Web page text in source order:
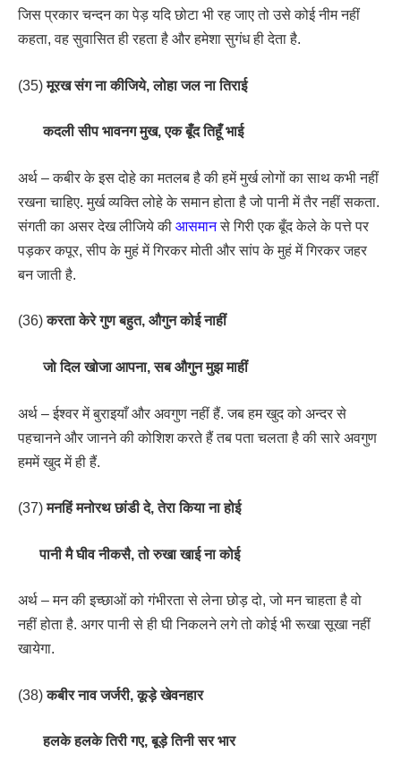
जिस प्रकार चन्दन का पेड़ यदि छोटा भी रह जाए तो उसे कोई नीम नहीं
कहता, वह सुवासित ही रहता है और हमेशा सुगंध ही देता है.
(35)मूरख संग ना कीजिये, लोहा जल ना तिराई
कदली सीप भावनग मुख, एक बूँद तिहूँ भाई
अर्थ – कबीर के इस दोहे का मतलब है की हमें मुर्ख लोगों का साथ कभी नहीं
रखना चाहिए. मुर्ख व्यक्ति लोहे के समान होता है जो पानी में तैर नहीं सकता.
संगती का असर देख लीजिये की आसमानसे गिरी एक बूँद केले के पत्ते पर
पड़कर कपूर, सीप के मुहं में गिरकर मोती और सांप के मुहं में गिरकर जहर
बन जाती है.
(36)करता केरे गुण बहुत, औगुन कोई नाहीं
जो दिल खोजा आपना, सब औगुन मुझ माहीं
अर्थ – ईश्वर में बुराइयाँ और अवगुण नहीं हैं. जब हम खुद को अन्दर से
पहचानने और जानने की कोशिश करते हैं तब पता चलता है की सारे अवगुण
हममें खुद में ही हैं.
(37)मनहिं मनोरथ छांडी दे, तेरा किया ना होई
पानी मै घीव नीकसै, तो रुखा खाई ना कोई
अर्थ – मन की इच्छाओं को गंभीरता से लेना छोड़ दो, जो मन चाहता है वो
नहीं होता है. अगर पानी से ही घी निकलने लगे तो कोई भी रूखा सूखा नहीं
खायेगा.
(38)कबीर नाव जर्जरी, कूड़े खेवनहार
हलके हलके तिरी गए, बूड़े तिनी सर भार